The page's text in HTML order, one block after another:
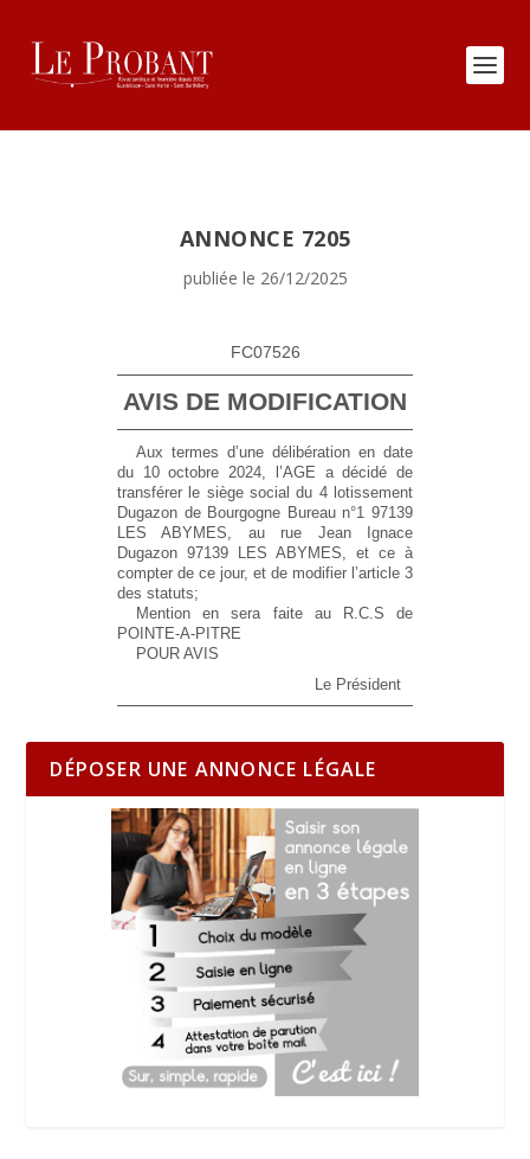
ANNONCE 7205
publiée le 26/12/2025
FC07526
AVIS DE MODIFICATION
Aux termes d’une délibération en date
du 10 octobre 2024, l’AGE a décidé de
transférer le siège social du 4 lotissement
Dugazon de Bourgogne Bureau n°1 97139
LES ABYMES, au rue Jean Ignace
Dugazon 97139 LES ABYMES, et ce à
compter de ce jour, et de modifier l’article 3
des statuts;
Mention en sera faite au R.C.S de
POINTE-A-PITRE
POUR AVIS
Le Président
DÉPOSER UNE ANNONCE LÉGALE